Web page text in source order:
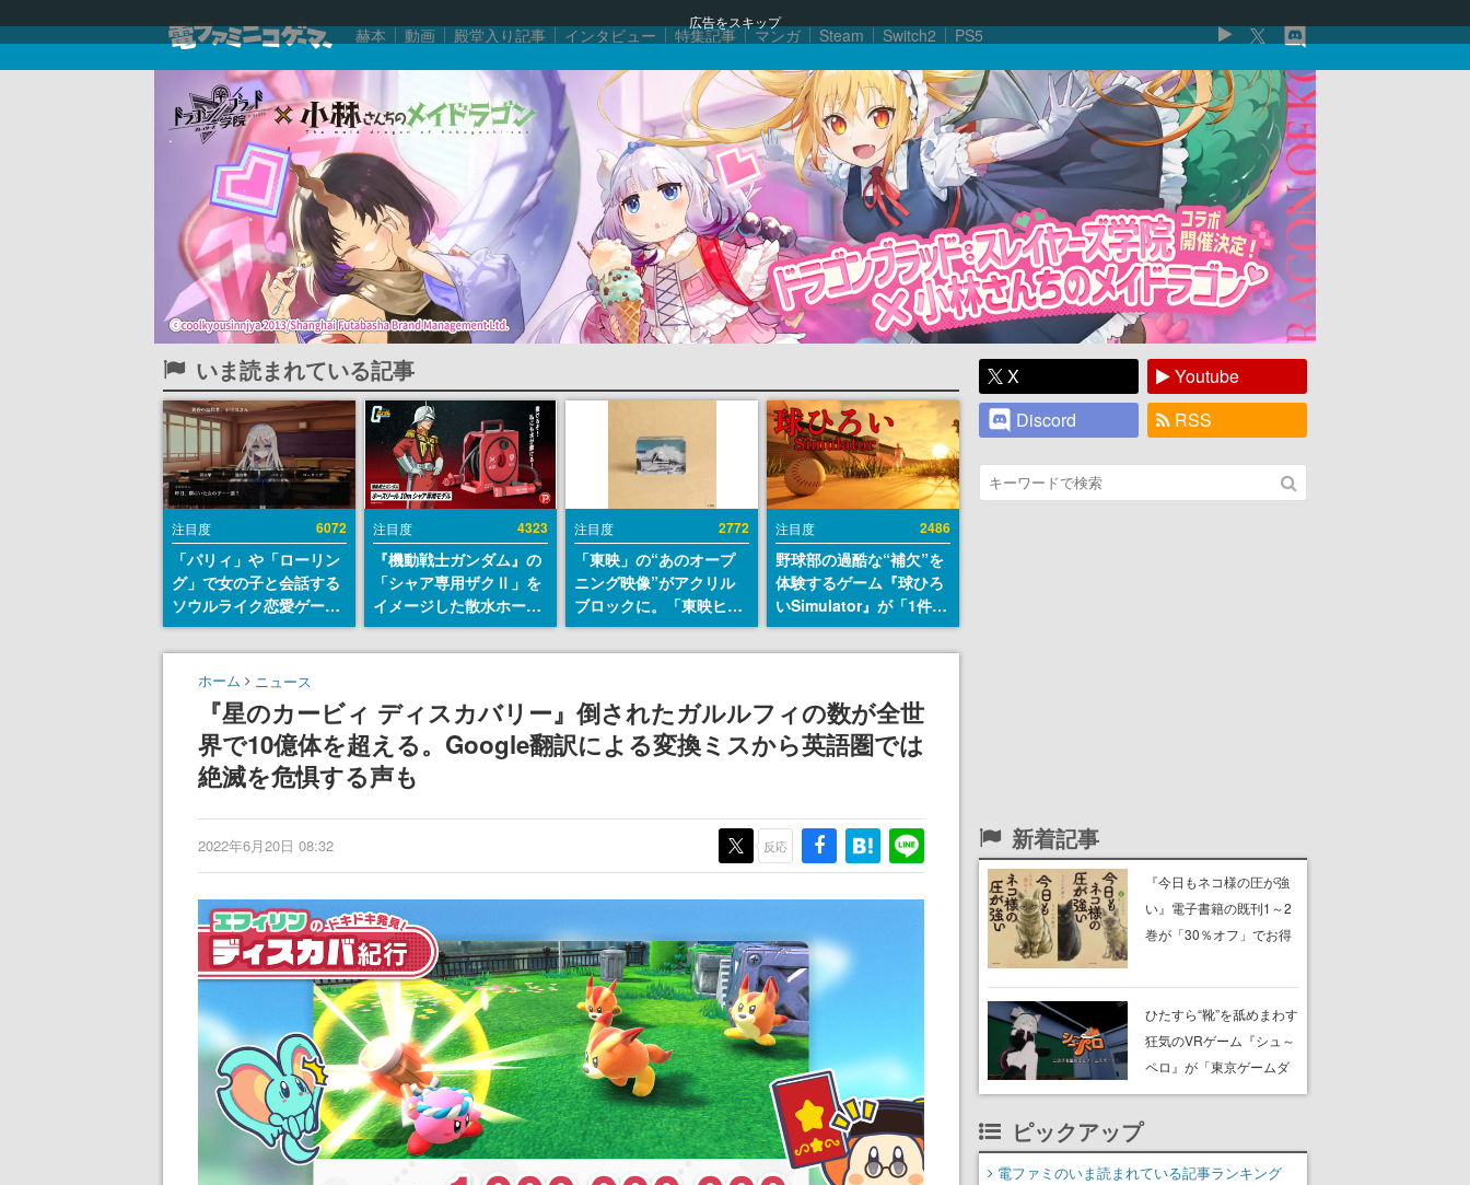
広告をスキップ
赫本 動画 殿堂入り記事 インタビュー 特集記事 マンガ Steam Switch2 PS5
いま読まれている記事
注目度 6072
「パリィ」や「ローリン
グ」で女の子と会話する
ソウルライク恋愛ゲーム
『小早川さんはソウルラ
イク』無料公開。返事に
失敗すると「YOU
DIED」
注目度 4323
『機動戦士ガンダム』の
「シャア専用ザクⅡ」を
イメージした散水ホース
リールが予約開始。本体
にはシャアのパーソナル
どを配置
注目度 2772
「東映」の“あのオープ
ニング映像”がアクリル
ブロックに。「東映ヒス
トリカル グッズコレクシ
ョン」が8月下旬より発
注目度 2486
野球部の過酷な“補欠”を
体験するゲーム『球ひろ
いSimulator』が「1件」
のウィッシュリストをも
とにチェコ語に対応し
ダム・カム』開発元やチ
ェコのプロ野球選手から
称賛の声
ホーム ニュース
『星のカービィ ディスカバリー』倒されたガルルフィの数が全世
界で10億体を超える。Google翻訳による変換ミスから英語圏では
絶滅を危惧する声も
2022年6月20日 08:32 反応
X
Youtube
Discord
RSS
新着記事
『今日もネコ様の圧が強
い』電子書籍の既刊1～2
巻が「30％オフ」でお得
たネコたちと、ネコを溺
愛する人間のすれ違いを
描く
ひたすら“靴”を舐めまわす
狂気のVRゲーム『シュ～
ペロ』が「東京ゲームダ
ンジョン」に展示中。キ
前のめり。公式アカウン
ピックアップ
電ファミのいま読まれている記事ランキング